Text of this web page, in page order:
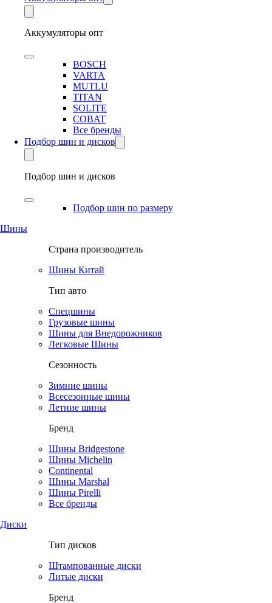
Аккумуляторы опт
BOSCH
VARTA
MUTLU
TITAN
SOLITE
COBAT
Все бренды
Подбор шин и дисков
Подбор шин и дисков
Подбор шин по размеру
Шины
Страна производитель
Шины Китай
Тип авто
Спецшины
Грузовые шины
Шины для Внедорожников
Легковые Шины
Сезонность
Зимние шины
Всесезонные шины
Летние шины
Бренд
Шины Bridgestone
Шины Michelin
Continental
Шины Marshal
Шины Pirelli
Все бренды
Диски
Тип дисков
Штампованные диски
Литые диски
Бренд